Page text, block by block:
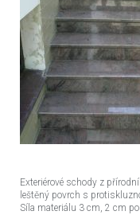
Exteriérové schody z
leštěný povrch s
Síla materiálu 3 cm, 2 cm